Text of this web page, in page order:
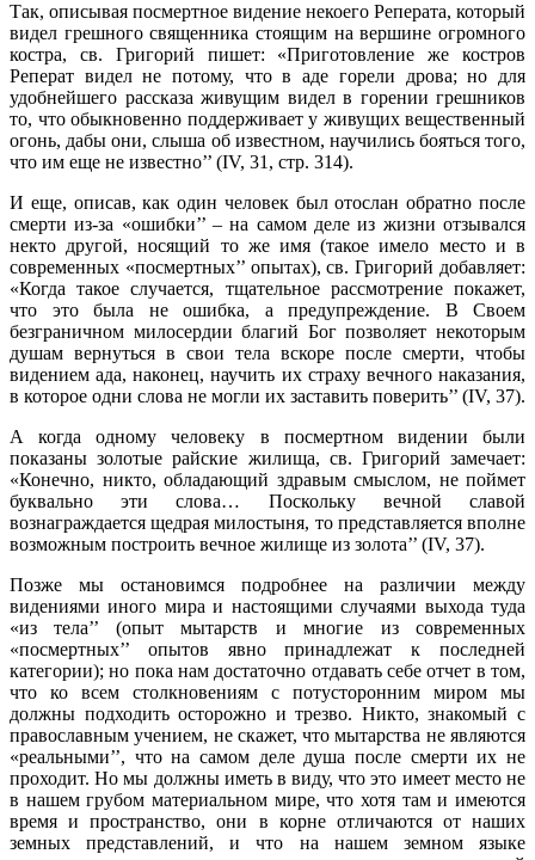
Так, описывая посмертное видение некоего Реперата, который
видел грешного священника стоящим на вершине огромного
костра, св. Григорий пишет: «Приготовление же костров
Реперат видел не потому, что в аде горели дрова; но для
удобнейшего рассказа живущим видел в горении грешников
то, что обыкновенно поддерживает у живущих вещественный
огонь, дабы они, слыша об известном, научились бояться того,
что им еще не известно’’ (IV, 31, стр. 314).
И еще, описав, как один человек был отослан обратно после
смерти из-за «ошибки’’ – на самом деле из жизни отзывался
некто другой, носящий то же имя (такое имело место и в
современных «посмертных’’ опытах), св. Григорий добавляет:
«Когда такое случается, тщательное рассмотрение покажет,
что это была не ошибка, а предупреждение. В Своем
безграничном милосердии благий Бог позволяет некоторым
душам вернуться в свои тела вскоре после смерти, чтобы
видением ада, наконец, научить их страху вечного наказания,
в которое одни слова не могли их заставить поверить’’ (IV, 37).
А когда одному человеку в посмертном видении были
показаны золотые райские жилища, св. Григорий замечает:
«Конечно, никто, обладающий здравым смыслом, не поймет
буквально эти слова… Поскольку вечной славой
вознаграждается щедрая милостыня, то представляется вполне
возможным построить вечное жилище из золота’’ (IV, 37).
Позже мы остановимся подробнее на различии между
видениями иного мира и настоящими случаями выхода туда
«из тела’’ (опыт мытарств и многие из современных
«посмертных’’ опытов явно принадлежат к последней
категории); но пока нам достаточно отдавать себе отчет в том,
что ко всем столкновениям с потусторонним миром мы
должны подходить осторожно и трезво. Никто, знакомый с
православным учением, не скажет, что мытарства не являются
«реальными’’, что на самом деле душа после смерти их не
проходит. Но мы должны иметь в виду, что это имеет место не
в нашем грубом материальном мире, что хотя там и имеются
время и пространство, они в корне отличаются от наших
земных представлений, и что на нашем земном языке